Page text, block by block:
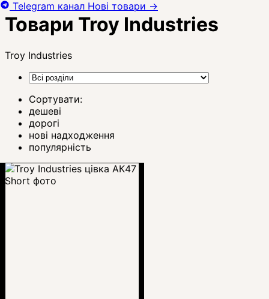
Товари Troy Industries
Troy Industries
Сортувати:
дешеві
дорогі
нові надходження
популярність
Telegram канал Нові товари →